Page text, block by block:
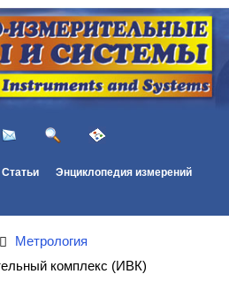
Статьи Энциклопедия измерений
Метрология
комплекс (ИВК)